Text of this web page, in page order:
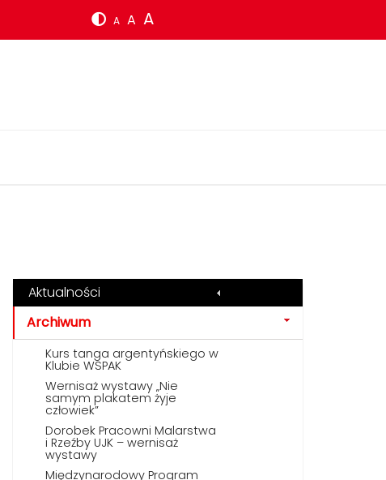
A A A
Aktualności
Archiwum
Kurs tanga argentyńskiego w
Klubie WSPAK
Wernisaż wystawy „Nie
samym plakatem żyje
człowiek”
Dorobek Pracowni Malarstwa
i Rzeźby UJK – wernisaż
wystawy
Międzynarodowy Program